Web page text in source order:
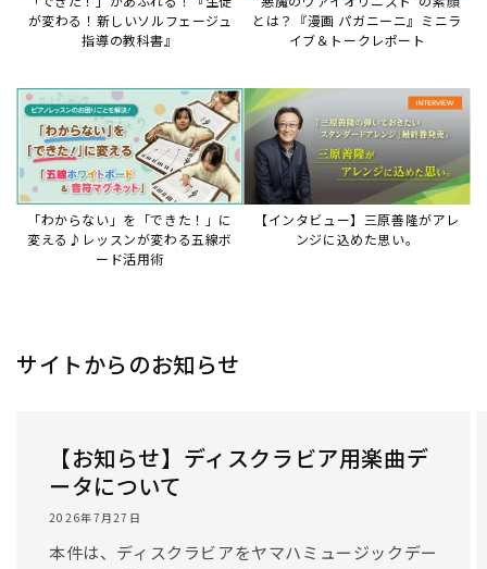
ータについて
2026年7月27日
本件は、ディスクラビアをヤマハミュージックデー
タショップと接続してご利用いただいているお客
様への重要なお知らせです。